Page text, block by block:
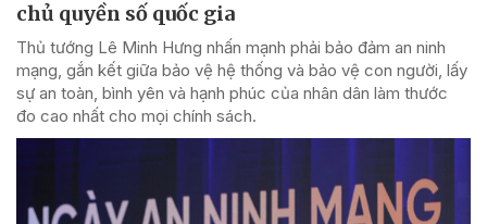
chủ quyền số quốc gia
Thủ tướng Lê Minh Hưng nhấn mạnh phải bảo đảm an ninh
mạng, gắn kết giữa bảo vệ hệ thống và bảo vệ con người, lấy
sự an toàn, bình yên và hạnh phúc của nhân dân làm thước
đo cao nhất cho mọi chính sách.